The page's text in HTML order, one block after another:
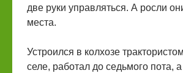
две руки управляться. А росли
места.
Устроился в колхозе
селе, работал до седьмого пота,